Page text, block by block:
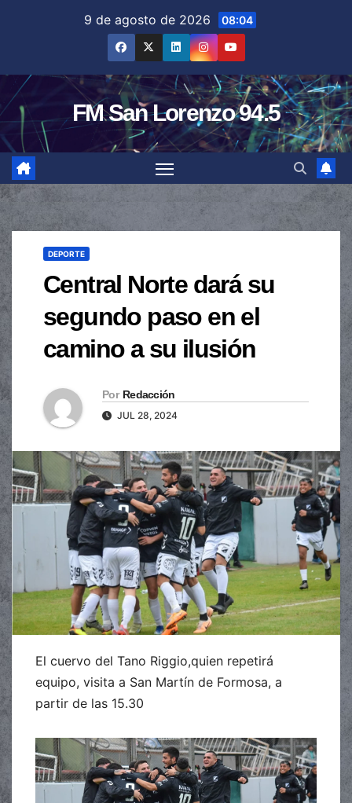
9 de agosto de 2026 08:04
FM San Lorenzo 94.5
DEPORTE
Central Norte dará su
segundo paso en el
camino a su ilusión
Por Redacción
JUL 28, 2024
El cuervo del Tano Riggio,quien repetirá
equipo, visita a San Martín de Formosa, a
partir de las 15.30